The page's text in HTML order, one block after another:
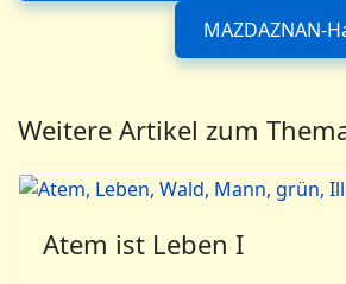
MAZDAZNAN-
Weitere Artikel zum
Atem ist Leben I